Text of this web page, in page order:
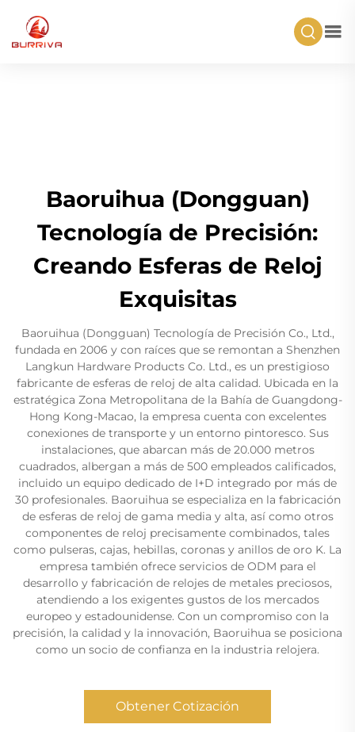
Baoruihua (Dongguan)
Tecnología de Precisión:
Creando Esferas de Reloj
Exquisitas
Baoruihua (Dongguan) Tecnología de Precisión Co., Ltd.,
fundada en 2006 y con raíces que se remontan a Shenzhen
Langkun Hardware Products Co. Ltd., es un prestigioso
fabricante de esferas de reloj de alta calidad. Ubicada en la
estratégica Zona Metropolitana de la Bahía de Guangdong-
Hong Kong-Macao, la empresa cuenta con excelentes
conexiones de transporte y un entorno pintoresco. Sus
instalaciones, que abarcan más de 20.000 metros
cuadrados, albergan a más de 500 empleados calificados,
incluido un equipo dedicado de I+D integrado por más de
30 profesionales. Baoruihua se especializa en la fabricación
de esferas de reloj de gama media y alta, así como otros
componentes de reloj precisamente combinados, tales
como pulseras, cajas, hebillas, coronas y anillos de oro K. La
empresa también ofrece servicios de ODM para el
desarrollo y fabricación de relojes de metales preciosos,
atendiendo a los exigentes gustos de los mercados
europeo y estadounidense. Con un compromiso con la
precisión, la calidad y la innovación, Baoruihua se posiciona
como un socio de confianza en la industria relojera.
Obtener Cotización